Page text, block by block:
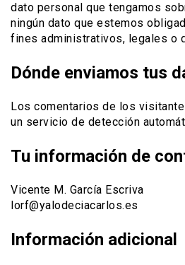
dato personal que tengamos
ningún dato que estemos
fines administrativos, legales o
Dónde enviamos tus
Los comentarios de los
un servicio de detección
Tu información de
Vicente M. García Escriva
lorf@yalodeciacarlos.es
Información adicional